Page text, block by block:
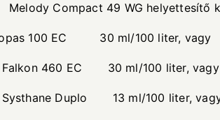
49 WG helyettesítő
100 EC 30 ml/100 liter, vagy
30 ml/100 liter, vagy
13 ml/100 liter,